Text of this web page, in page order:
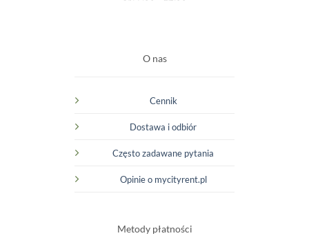
O nas
Cennik
Dostawa i odbiór
Często zadawane pytania
Opinie o mycityrent.pl
Metody płatności